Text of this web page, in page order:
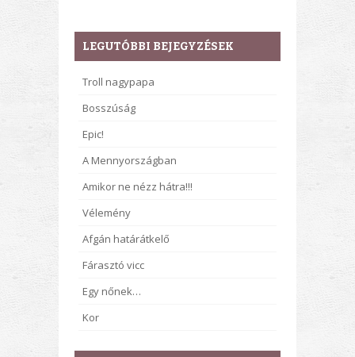
LEGUTÓBBI BEJEGYZÉSEK
Troll nagypapa
Bosszúság
Epic!
A Mennyországban
Amikor ne nézz hátra!!!
Vélemény
Afgán határátkelő
Fárasztó vicc
Egy nőnek…
Kor